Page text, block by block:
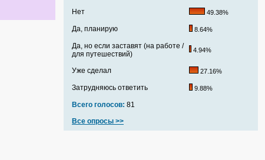
Нет
49.38%
Да, планирую 8.64%
Да, но если заставят (на работе /
для путешествий)
4.94%
Уже сделал 27.16%
Затрудняюсь ответить 9.88%
Всего голосов: 81
Все опросы >>